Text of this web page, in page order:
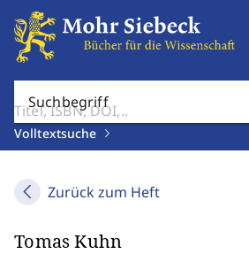
Suchbegriff
Volltextsuche
Zurück zum Heft
Tomas Kuhn